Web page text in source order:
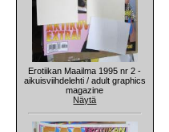
Erotiikan Maailma 1995 nr 2 -
aikuisviihdelehti / adult graphics
magazine
Näytä